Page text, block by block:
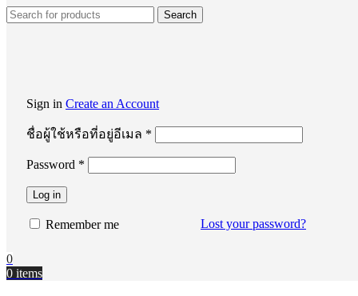
Search
Sign in Create an Account
ชื่อผู้ใช้หรือที่อยู่อีเมล *
Password *
Log in
Lost your password?
Remember me
0
0 items